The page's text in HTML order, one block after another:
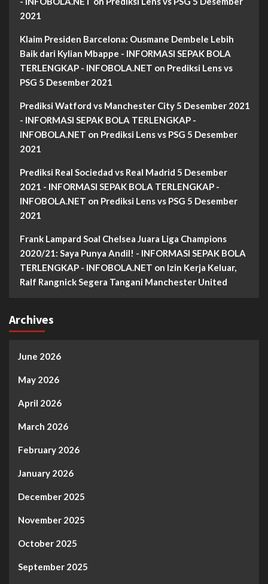
2021
Klaim Presiden Barcelona: Ousmane Dembele Lebih
Baik dari Kylian Mbappe - INFORMASI SEPAK BOLA
TERLENGKAP - INFOBOLA.NET on Prediksi Lens vs
PSG 5 Desember 2021
Prediksi Watford vs Manchester City 5 Desember 2021
- INFORMASI SEPAK BOLA TERLENGKAP -
INFOBOLA.NET on Prediksi Lens vs PSG 5 Desember
2021
Prediksi Real Sociedad vs Real Madrid 5 Desember
2021 - INFORMASI SEPAK BOLA TERLENGKAP -
INFOBOLA.NET on Prediksi Lens vs PSG 5 Desember
2021
Frank Lampard Soal Chelsea Juara Liga Champions
2020/21: Saya Punya Andil! - INFORMASI SEPAK BOLA
TERLENGKAP - INFOBOLA.NET on Izin Kerja Keluar,
Ralf Rangnick Segera Tangani Manchester United
Archives
June 2026
May 2026
April 2026
March 2026
February 2026
January 2026
December 2025
November 2025
October 2025
September 2025